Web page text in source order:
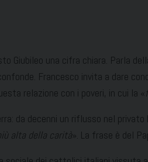
una cifra chiara. Parla
Francesco invita a dare
relazione con i poveri, in cui la «
da decenni un riflusso nel privato
alta della carità». La frase è del